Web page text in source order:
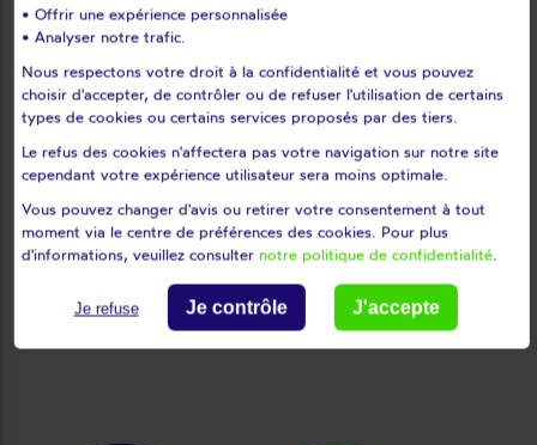
(6 pans), carrée…
Les genouillères peuvent être de différentes matières :
résistantes,
En acier zingué ou nickelé : les plus fréquentes et les
plus résistantes.
Les genouillères sont dans la majorité des cas de couleurs
beige, marron…
• Offrir une expérience personnalisée
• Analyser notre trafic.
Nous respectons votre droit à la confidentialité et vous pouvez
choisir d'accepter, de contrôler ou de refuser l'utilisation de certains
types de cookies ou certains services proposés par des tiers.
Le refus des cookies n'affectera pas votre navigation sur notre site
cependant votre expérience utilisateur sera moins optimale.
Vous pouvez changer d'avis ou retirer votre consentement à tout
moment via le centre de préférences des cookies. Pour plus
d'informations, veuillez consulter notre politique de confidentialité.
Je refuse Je contrôle J'accepte